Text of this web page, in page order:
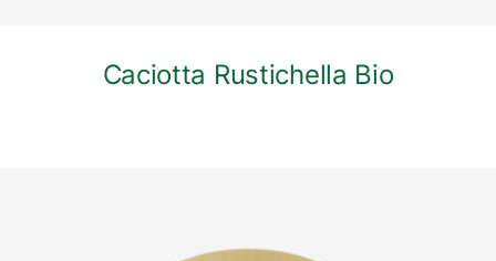
Caciotta Rustichella Bio